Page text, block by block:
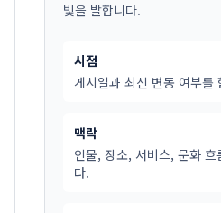
빛을 발합니다.
시점
게시일과 최신 변동 여부를
맥락
인물, 장소, 서비스, 문화 흐
다.